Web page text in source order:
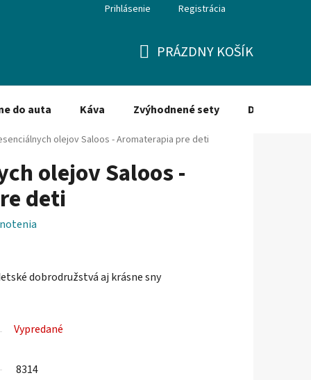
Prihlásenie Registrácia
KOŠÍK
PRÁZDNY KOŠÍK
do auta Káva Zvýhodnené sety Dezinfekcia
olejov Saloos - Aromaterapia pre deti
olejov Saloos -
deti
dobrodružstvá aj krásne sny
Vypredané
8314